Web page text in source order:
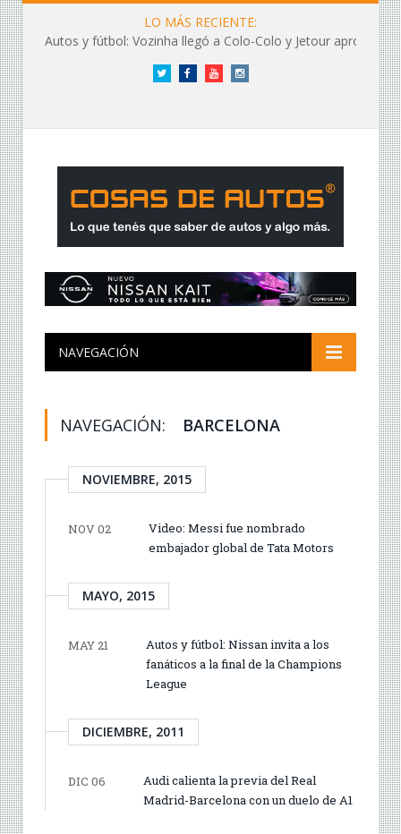
LO MÁS RECIENTE:
Autos y fútbol: Vozinha llegó a Colo-Colo y Jetour aprovechó los flashes
Twitter FacebookYouTubeInstagram
NAVEGACIÓN
NAVEGACIÓN: BARCELONA
NOVIEMBRE, 2015
NOV 02
Video: Messi fue nombrado
embajador global de Tata Motors
MAYO, 2015
MAY 21
Autos y fútbol: Nissan invita a los
fanáticos a la final de la Champions
League
DICIEMBRE, 2011
DIC 06
Audi calienta la previa del Real
Madrid-Barcelona con un duelo de A1